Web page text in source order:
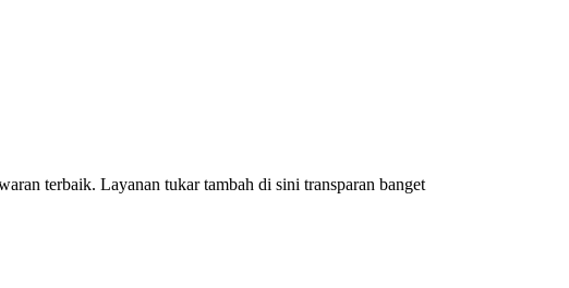
terbaik. Layanan tukar tambah di sini transparan banget